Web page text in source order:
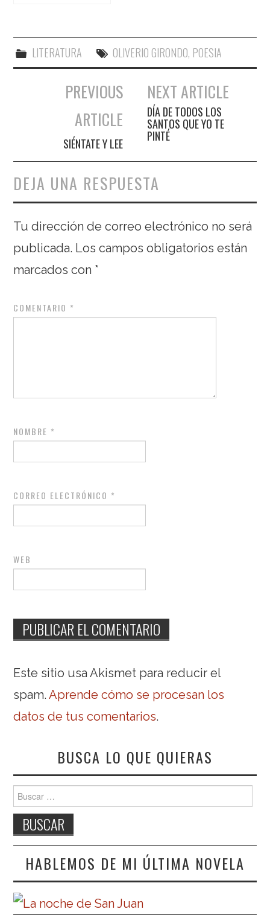
LITERATURA OLIVERIO GIRONDO, POESIA
Navegación de entradas
PREVIOUS
ARTICLE
SIÉNTATE Y LEE
NEXT ARTICLE
DÍA DE TODOS LOS
SANTOS QUE YO TE
PINTÉ
DEJA UNA RESPUESTA
Tu dirección de correo electrónico no será
publicada. Los campos obligatorios están
marcados con *
COMENTARIO *
NOMBRE *
CORREO ELECTRÓNICO *
WEB
Este sitio usa Akismet para reducir el
spam.Aprende cómo se procesan los
datos de tus comentarios.
BUSCA LO QUE QUIERAS
Buscar:
HABLEMOS DE MI ÚLTIMA NOVELA